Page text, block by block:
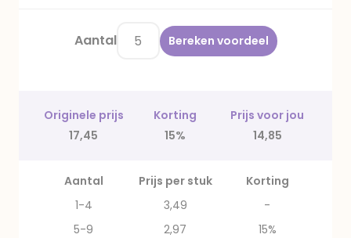
Aantal Bereken voordeel
Originele prijs Korting
Prijs voor jou
17,45
15% 14,85
Aantal Prijs per stuk
Korting
1-4
3,49
-
5-9
2,97
15%